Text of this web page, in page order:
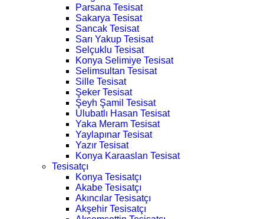
Parsana Tesisat
Sakarya Tesisat
Sancak Tesisat
Sarı Yakup Tesisat
Selçuklu Tesisat
Konya Selimiye Tesisat
Selimsultan Tesisat
Sille Tesisat
Şeker Tesisat
Şeyh Şamil Tesisat
Ulubatlı Hasan Tesisat
Yaka Meram Tesisat
Yaylapınar Tesisat
Yazır Tesisat
Konya Karaaslan Tesisat
Tesisatçı
Konya Tesisatçı
Akabe Tesisatçı
Akıncılar Tesisatçı
Akşehir Tesisatçı